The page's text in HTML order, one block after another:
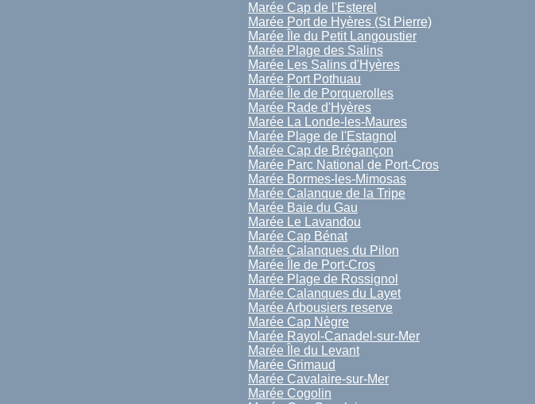
Marée Cap de l'Esterel
Marée Port de Hyères (St Pierre)
Marée Île du Petit Langoustier
Marée Plage des Salins
Marée Les Salins d'Hyères
Marée Port Pothuau
Marée Île de Porquerolles
Marée Rade d'Hyères
Marée La Londe-les-Maures
Marée Plage de l'Estagnol
Marée Cap de Brégançon
Marée Parc National de Port-Cros
Marée Bormes-les-Mimosas
Marée Calanque de la Tripe
Marée Baie du Gau
Marée Le Lavandou
Marée Cap Bénat
Marée Calanques du Pilon
Marée Île de Port-Cros
Marée Plage de Rossignol
Marée Calanques du Layet
Marée Arbousiers reserve
Marée Cap Nègre
Marée Rayol-Canadel-sur-Mer
Marée Île du Levant
Marée Grimaud
Marée Cavalaire-sur-Mer
Marée Cogolin